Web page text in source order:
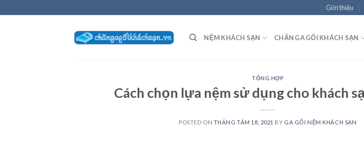
to
Giới thiệu
NỆM KHÁCH SẠN CHĂN GA GỐI KHÁCH SẠN
TỔNG HỢP
Cách chọn lựa nệm sử dụng cho khách
POSTED ON THÁNG TÁM 18, 2021 BY GA GỐI NỆM KHÁCH SẠN